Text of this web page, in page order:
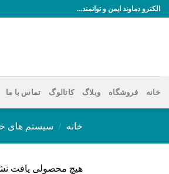
پرشالکترو دماوند ایمن و توانمند...
خانه فروشگاه وبلاگ کاتالوگ تماس با ما
خانه / سیستم های
هیچ محصولی یافت